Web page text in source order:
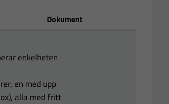
Dokument
enkelheten
en med upp
alla med fritt